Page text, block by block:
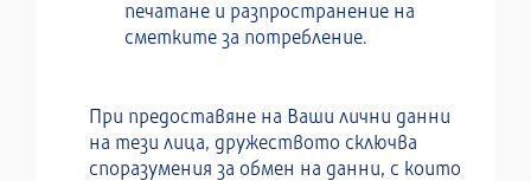
печатане и разпространение на
сметките за потребление.
При предоставяне на Ваши лични данни
на тези лица, дружеството сключва
споразумения за обмен на данни, с които